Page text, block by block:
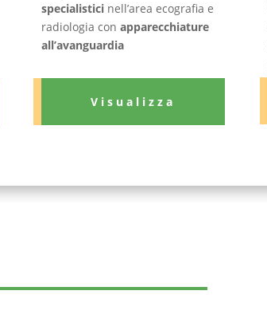
specialisticinell’area ecografia e
radiologia con apparecchiature
all’avanguardia
Visualizza